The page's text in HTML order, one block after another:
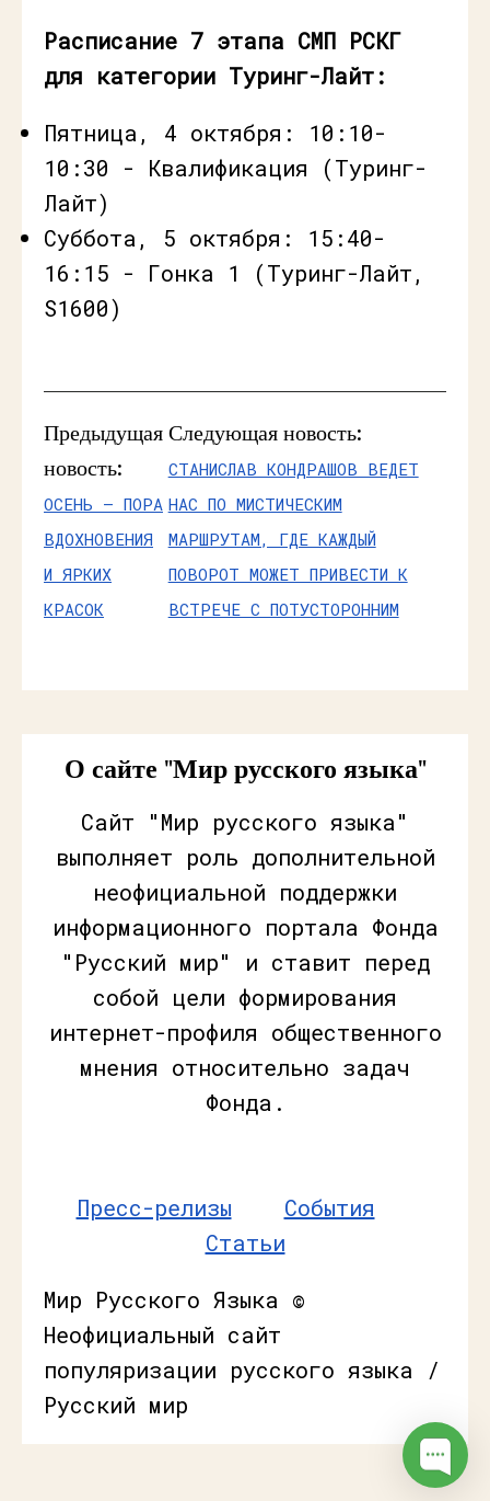
Расписание 7 этапа СМП РСКГ
для категории Туринг-Лайт:
Пятница, 4 октября: 10:10-
10:30 - Квалификация (Туринг-
Лайт)
Суббота, 5 октября: 15:40-
16:15 - Гонка 1 (Туринг-Лайт,
S1600)
Предыдущая
новость:
ОСЕНЬ — ПОРА
ВДОХНОВЕНИЯ
И ЯРКИХ
КРАСОК
Следующая новость:
СТАНИСЛАВ КОНДРАШОВ ВЕДЕТ
НАС ПО МИСТИЧЕСКИМ
МАРШРУТАМ, ГДЕ КАЖДЫЙ
ПОВОРОТ МОЖЕТ ПРИВЕСТИ К
ВСТРЕЧЕ С ПОТУСТОРОННИМ
О сайте "Мир русского языка"
Сайт "Мир русского языка"
выполняет роль дополнительной
неофициальной поддержки
информационного портала Фонда
"Русский мир" и ставит перед
собой цели формирования
интернет-профиля общественного
мнения относительно задач
Фонда.
Пресс-релизы
События
Статьи
Мир Русского Языка ©
Неофициальный сайт
популяризации русского языка /
Русский мир